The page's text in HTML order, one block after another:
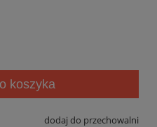
koszyka
dodaj do przechowalni